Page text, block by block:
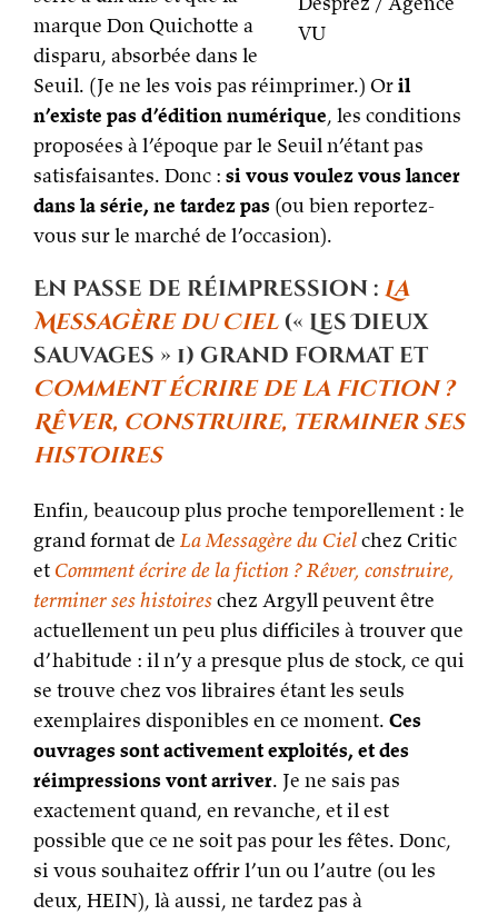
VU
marque Don Quichotte a
disparu, absorbée dans le
Seuil. (Je ne les vois pas réimprimer.) Oril
n’existe pas d’édition numérique, les conditions
proposées à l’époque par le Seuil n’étant pas
satisfaisantes. Donc : si vous voulez vous lancer
dans la série, ne tardez pas (ou bien reportez-
vous sur le marché de l’occasion).
En passe de réimpression : La
Messagère du Ciel(« Les Dieux
sauvages » 1) grand format et
Comment écrire de la fiction ?
Rêver, construire, terminer ses
histoires
Enfin, beaucoup plus proche temporellement : le
grand format de La Messagère du Cielchez Critic
et Comment écrire de la fiction ? Rêver, construire,
terminer ses histoireschez Argyll peuvent être
actuellement un peu plus difficiles à trouver que
d’habitude : il n’y a presque plus de stock, ce qui
se trouve chez vos libraires étant les seuls
exemplaires disponibles en ce moment. Ces
ouvrages sont activement exploités, et des
réimpressions vont arriver. Je ne sais pas
exactement quand, en revanche, et il est
possible que ce ne soit pas pour les fêtes. Donc,
si vous souhaitez offrir l’un ou l’autre (ou les
deux, HEIN), là aussi, ne tardez pas à